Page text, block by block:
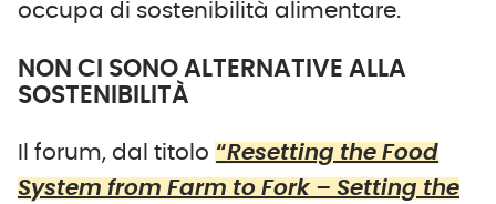
occupa di sostenibilità alimentare.
NON CI SONO ALTERNATIVE ALLA
SOSTENIBILITÀ
Il forum, dal titolo “Resetting the Food
System from Farm to Fork – Setting the